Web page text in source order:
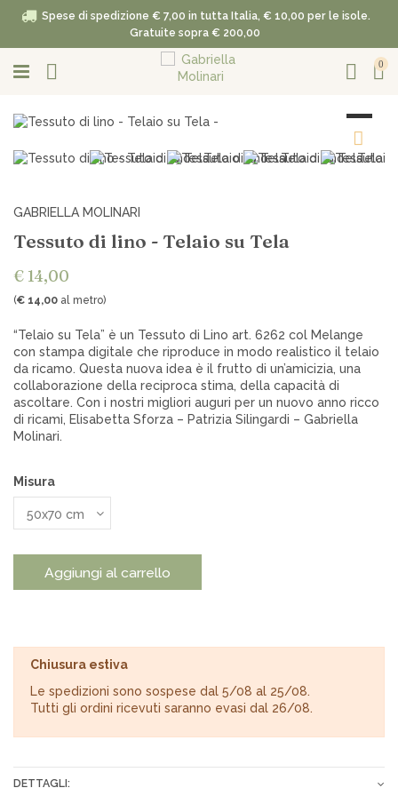
Spese di spedizione € 7,00 in tutta Italia, € 10,00 per le isole.
Gratuite sopra € 200,00
0
GABRIELLA MOLINARI
Tessuto di lino - Telaio su Tela
€ 14,00
(€ 14,00 al metro)
“Telaio su Tela” è un Tessuto di Lino art. 6262 col Melange
con stampa digitale che riproduce in modo realistico il telaio
da ricamo. Questa nuova idea è il frutto di un’amicizia, una
collaborazione della reciproca stima, della capacità di
ascoltare. Con i nostri migliori auguri per un nuovo anno ricco
di ricami, Elisabetta Sforza – Patrizia Silingardi – Gabriella
Molinari.
Misura
Aggiungi al carrello
Chiusura estiva
Le spedizioni sono sospese dal 5/08 al 25/08.
Tutti gli ordini ricevuti saranno evasi dal 26/08.
DETTAGLI: